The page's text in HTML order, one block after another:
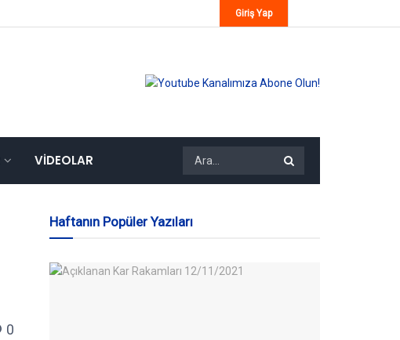
Giriş Yap
VIDEOLAR
0
Haftanın Popüler Yazıları